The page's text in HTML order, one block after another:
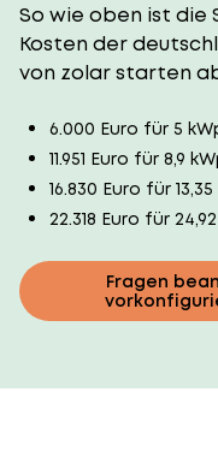
So wie oben ist die
Kosten der
von zolar starten
6.000 Euro für 5
11.951 Euro für 8,9
16.830 Euro für
22.318 Euro für
Fragen